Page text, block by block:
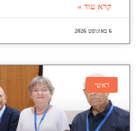
קרא עוד »
6 באוגוסט 2026
ראשי